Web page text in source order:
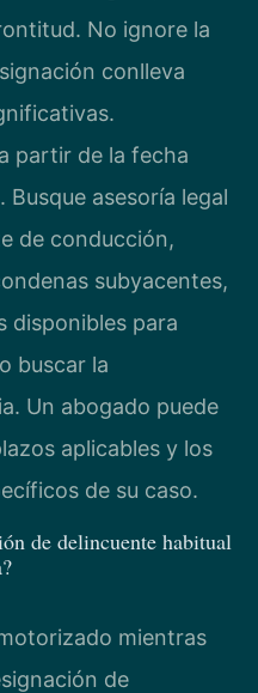
No ignore la
conlleva
partir de la fecha
asesoría legal
de conducción,
subyacentes,
disponibles para
buscar la
Un abogado puede
aplicables y los
de su caso.
de delincuente habitual
mientras
de